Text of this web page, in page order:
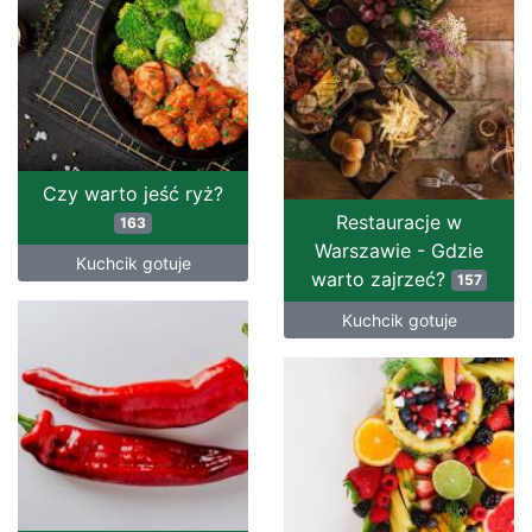
Czy warto jeść ryż?
163
Kuchcik gotuje
Restauracje w
Warszawie - Gdzie
warto zajrzeć?
157
Kuchcik gotuje